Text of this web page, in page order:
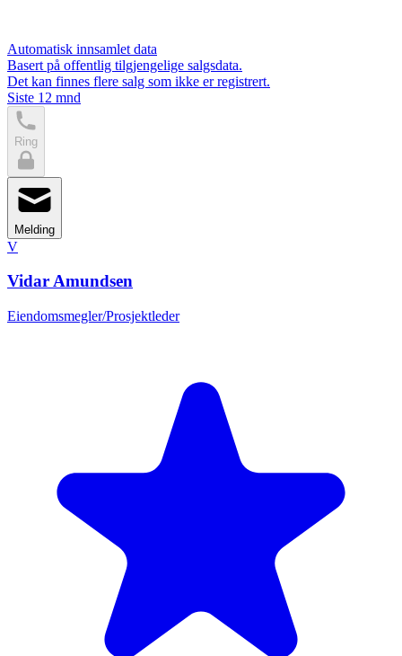
Automatisk innsamlet data
Basert på offentlig tilgjengelige salgsdata.
Det kan finnes flere salg som ikke er registrert.
Siste 12 mnd
Ring
Melding
V
Vidar Amundsen
Eiendomsmegler/Prosjektleder